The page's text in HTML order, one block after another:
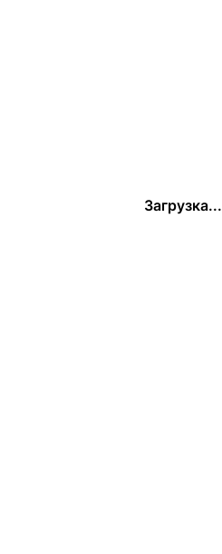
Загрузка...